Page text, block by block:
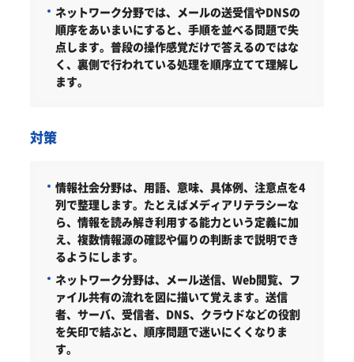
ネットワーク分野では、メールの送受信やDNSの
順序をあいまいにすると、手順を並べる問題で失
点します。普段の操作感覚だけで答えるのではな
く、裏側で行われている処理を順序立てて理解し
ます。
対策
情報社会分野は、用語、意味、具体例、注意点を4
列で整理します。たとえばメディアリテラシーな
ら、情報を読み解き利用する能力という定義に加
え、複数情報源の確認や偏りの判断まで説明でき
るようにします。
ネットワーク分野は、メール送信、Web閲覧、フ
ァイル共有の流れを図に描いて覚えます。送信
者、サーバ、受信者、DNS、クラウドなどの役割
を矢印で結ぶと、順序問題で迷いにくくなりま
す。